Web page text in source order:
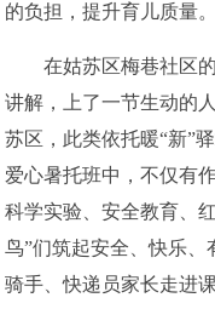
的负担，提升育儿质量
在姑苏区梅巷社区的
讲解，上了一节生动的
苏区，此类依托暖“新”
爱心暑托班中，不仅有
科学实验、安全教育、
鸟”们筑起安全、快乐
骑手、快递员家长走进